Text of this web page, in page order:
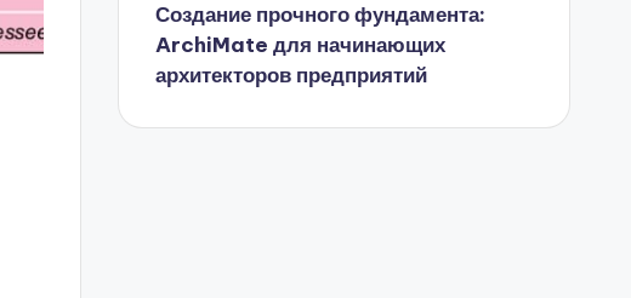
Создание прочного фундамента:
ArchiMate для начинающих
архитекторов предприятий